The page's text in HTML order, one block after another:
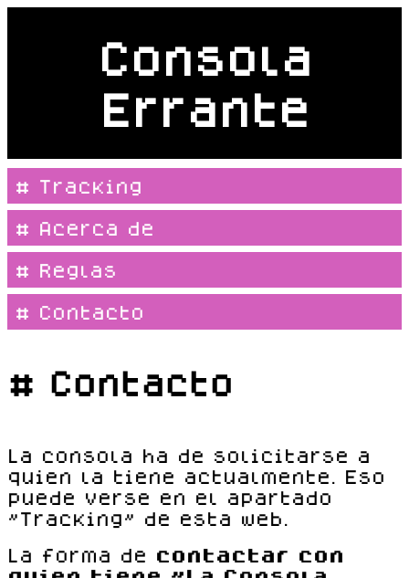
Consola
Errante
# Tracking
# Acerca de
# Reglas
# Contacto
# Contacto
La consola ha de solicitarse a
quien la tiene actualmente. Eso
puede verse en el apartado
"Tracking" de esta web.
La forma de
contactar con
quien tiene "La Consola